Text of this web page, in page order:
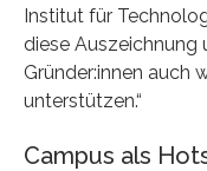
Institut für
diese Auszeichnung
Gründer:innen auch
unterstützen.“
Campus als